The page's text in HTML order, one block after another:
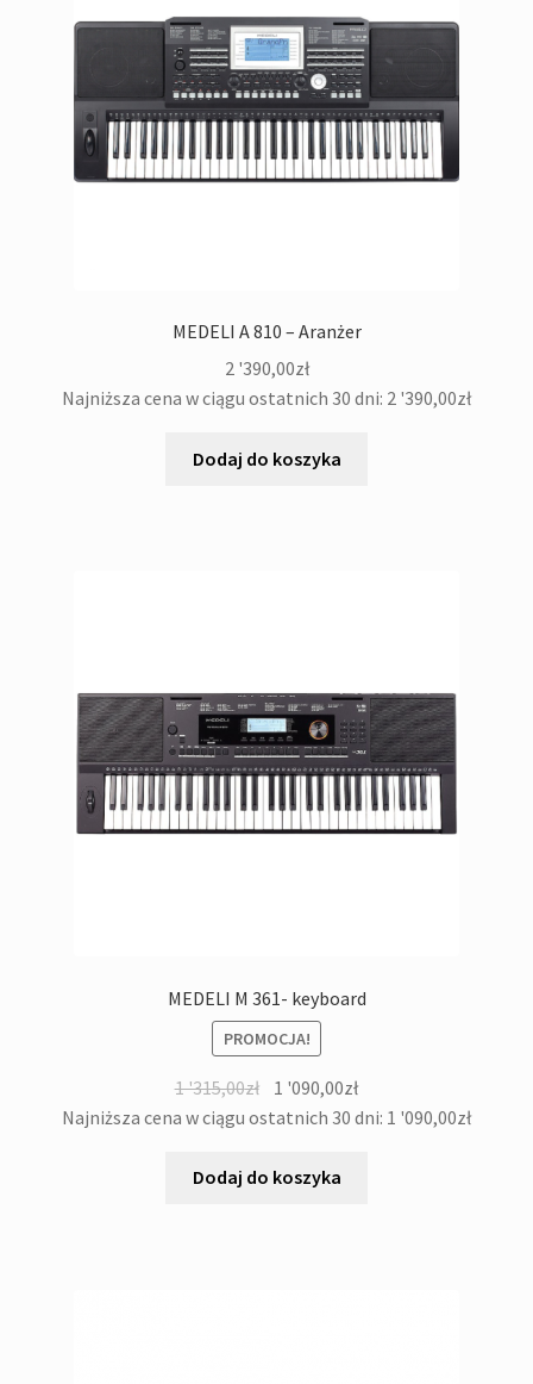
MEDELI A 810 – Aranżer
2 '390,00zł
Najniższa cena w ciągu ostatnich 30 dni: 2 '390,00zł
Dodaj do koszyka
MEDELI M 361- keyboard
PROMOCJA!
1 '315,00zł Pierwotna
cena
1
1 '090,00złAktualna
cena
Najniższa cena w ciągu ostatnich 30 dni: 1 '090,00zł
Dodaj do koszyka